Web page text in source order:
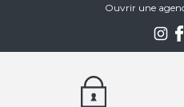
Ouvrir une